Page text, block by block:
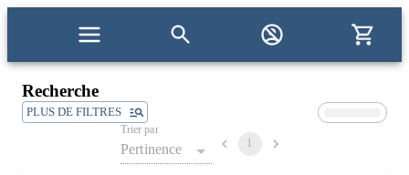
Recherche
PLUS DE FILTRES
Trier par
Pertinence 1